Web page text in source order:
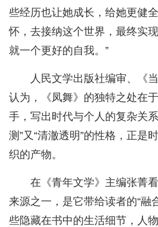
些经历也让她成长，给她更健
怀，去接纳这个世界，最终实
就一个更好的自我。”
人民文学出版社编审、《
认为，《凤舞》的独特之处在
手，写出时代与个人的复杂关
测”又“清澈透明”的性格，正是
织的产物。
在《青年文学》主编张菁
来源之一，是它带给读者的“融
些隐藏在书中的生活细节，人